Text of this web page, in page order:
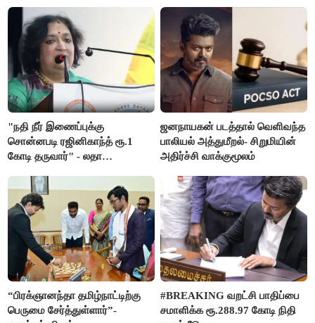
"நதி நீர் இணைப்புக்கு
சொன்னபடி ரஜினிகாந்த் ரூ.1
கோடி தருவார்" - லதா
ஜனநாயகன் படத்தால் வெளிவந்த
பாலியல் அத்துமீறல்- சிறுமியின்
அதிர்ச்சி வாக்குமூலம்
“பிரக்ஞானந்தா தமிழ்நாட்டிற்கு
பெருமை சேர்த்துள்ளார்”-
#BREAKING வறட்சி பாதிப்பை
சமாளிக்க ரூ.288.97 கோடி நிதி